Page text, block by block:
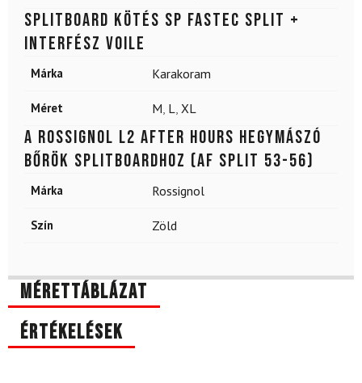
Splitboard kötés SP Fastec Split +
interfész Voile
Márka Karakoram
Méret M L XL
A Rossignol L2 After Hours hegymászó
bőrök splitboardhoz (AF Split 53-56)
Márka Rossignol
Szín Zöld
Mérettáblázat
Értékelések